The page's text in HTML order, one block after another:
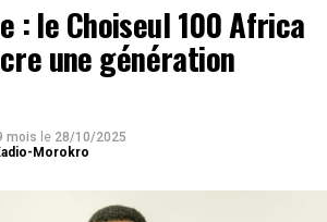
: le Choiseul 100 Africa
une génération
mois le 28/10/2025
Morokro